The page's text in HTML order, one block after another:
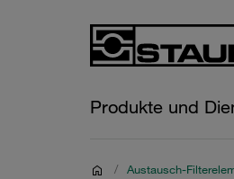
Produkte und
/ Austausch-